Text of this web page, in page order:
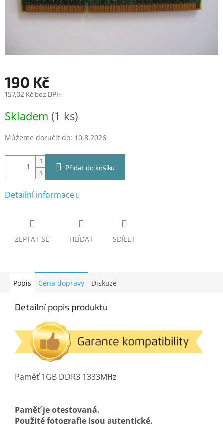
190 Kč
157,02 Kč bez DPH
cena:
Skladem (1 ks)
Můžeme doručit do: 10.8.2026
Přidat do košíku
Detailní informace
ZEPTAT SE HLÍDAT SDÍLET
Popis Cena dopravy Diskuze
Detailní popis produktu
Paměť 1GB DDR3 1333MHz
Paměť je otestovaná.
Použité fotografie jsou autentické.